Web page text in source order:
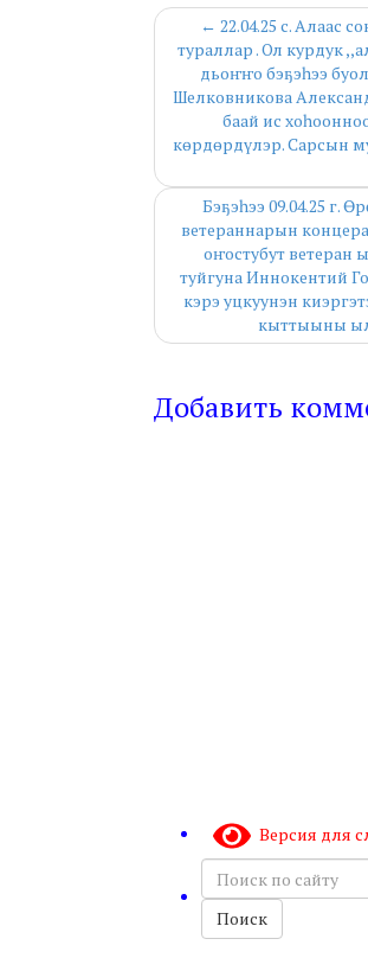
← 22.04.25 с. Алаас
тураллар . Ол курдук
дьоҥҥо бэҕэһээ
Шелковникова
баай ис
көрдөрдүлэр. Сарсын
Бэҕэһээ 09.04.25 г.
ветераннарын
оҥостубут ветеран
туйгуна Иннокентий
кэрэ уцкуунэн
кыттыыны
Добавить
Версия для
Поиск
по
сайту
Поиск